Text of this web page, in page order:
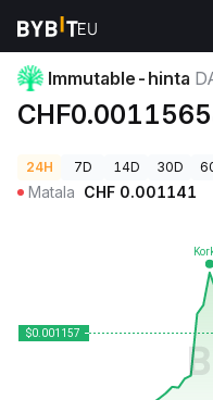
Kryptohinnat
Immutable-hinta
24H 7D 14D 30D
Matala CHF 0.001141